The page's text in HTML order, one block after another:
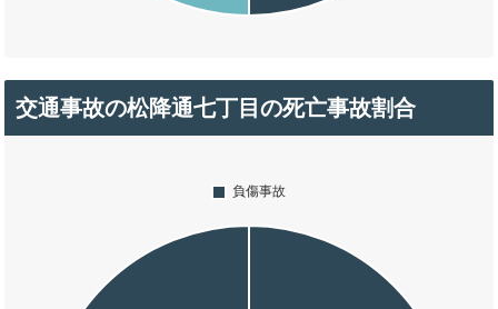
交通事故の松降通七丁目の死亡事故割合